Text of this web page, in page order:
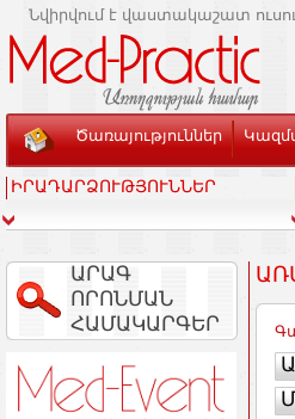
Նվիրվում է վաստակաշատ
Ծառայություններ
ԻՐԱԴԱՐՁՈՒԹՅՈՒՆՆԵՐ
ԱՐԱԳ
ՈՐՈՆՄԱՆ
ՀԱՄԱԿԱՐԳԵՐ
Ա
Մ